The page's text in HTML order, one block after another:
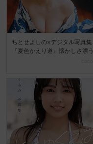
ちとせよしの×デジタル写真集
『夏色かえり道』懐かしさ漂う